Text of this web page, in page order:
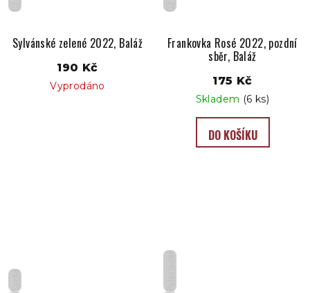
CZ
Sylvánské zelené 2022, Baláž
190 Kč
Vyprodáno
CZ
Frankovka Rosé 2022, pozdní
sběr, Baláž
175 Kč
Skladem (6 ks)
DO KOŠÍKU
Suché